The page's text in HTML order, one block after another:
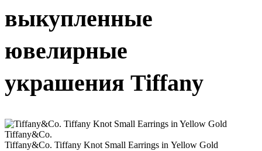
выкупленные
ювелирные
украшения Tiffany
Tiffany&Co.
Tiffany&Co. Tiffany Knot Small Earrings in Yellow Gold